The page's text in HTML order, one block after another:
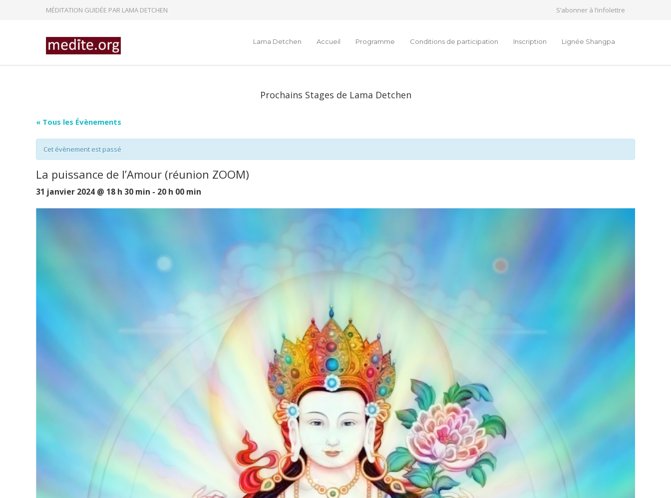
MÉDITATION GUIDÉE PAR LAMA DETCHEN S’abonner à l’infolettre
Lama Detchen Accueil Programme Conditions de participation Inscription Lignée Shangpa
Prochains Stages de Lama Detchen
« Tous les Évènements
Cet évènement est passé
La puissance de l’Amour (réunion ZOOM)
31 janvier 2024 @ 18 h 30 min - 20 h 00 min